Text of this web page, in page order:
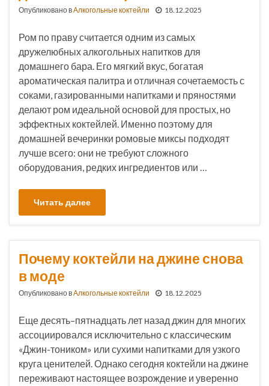
Опубликовано вАлкогольные коктейли 18.12.2025
Ром по праву считается одним из самых
дружелюбных алкогольных напитков для
домашнего бара. Его мягкий вкус, богатая
ароматическая палитра и отличная сочетаемость с
соками, газированными напитками и пряностями
делают ром идеальной основой для простых, но
эффектных коктейлей. Именно поэтому для
домашней вечеринки ромовые миксы подходят
лучше всего: они не требуют сложного
оборудования, редких ингредиентов или …
Читать далее
Почему коктейли на джине снова
в моде
Опубликовано вАлкогольные коктейли 18.12.2025
Еще десять–пятнадцать лет назад джин для многих
ассоциировался исключительно с классическим
«Джин-тоником» или сухими напитками для узкого
круга ценителей. Однако сегодня коктейли на джине
переживают настоящее возрождение и уверенно